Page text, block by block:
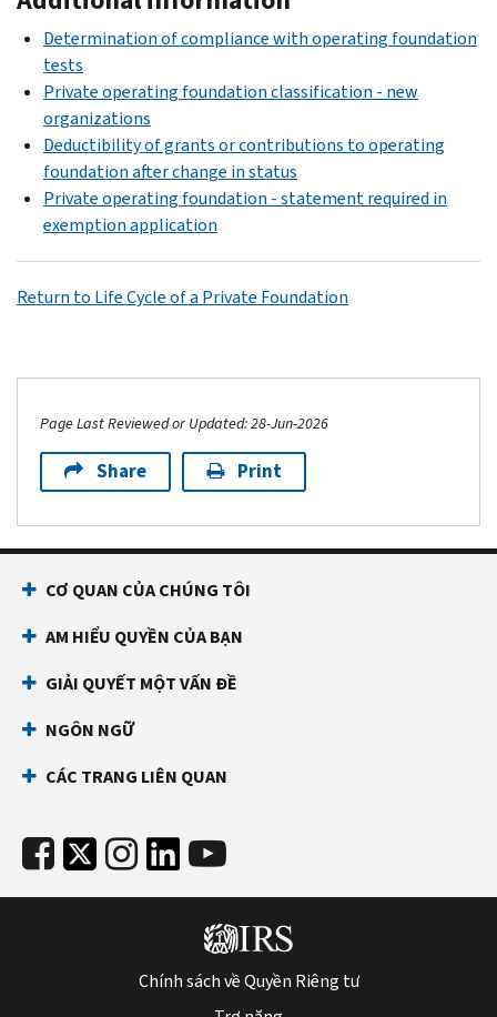
Determination of compliance with operating foundation
tests
Private operating foundation classification - new
organizations
Deductibility of grants or contributions to operating
foundation after change in status
Private operating foundation - statement required in
exemption application
Return to Life Cycle of a Private Foundation
Page Last Reviewed or Updated: 28-Jun-2026
Share Print
CƠ QUAN CỦA CHÚNG TÔI
AM HIỂU QUYỀN CỦA BẠN
GIẢI QUYẾT MỘT VẤN ĐỀ
NGÔN NGỮ
CÁC TRANG LIÊN QUAN
Chính sách về Quyền Riêng tư